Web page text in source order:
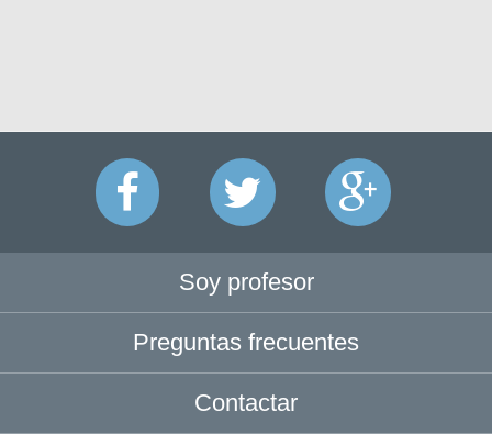
Soy profesor
Preguntas frecuentes
Contactar